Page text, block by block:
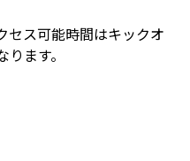
セス可能時間はキックオ
ます。